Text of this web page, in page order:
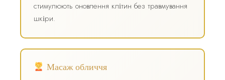
стимулюють оновлення клітин без травмування
шкіри.
Масаж обличчя